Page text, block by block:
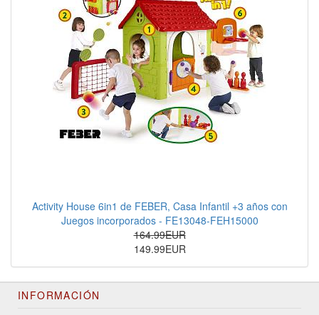
Activity House 6in1 de FEBER, Casa Infantil +3 años con
Juegos incorporados - FE13048-FEH15000
164.99EUR
149.99EUR
INFORMACIÓN